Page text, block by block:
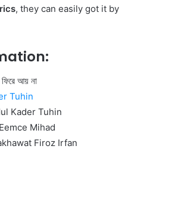
, they can easily got it by
আয় না
Tuhin
Kader Tuhin
Mihad
Firoz Irfan